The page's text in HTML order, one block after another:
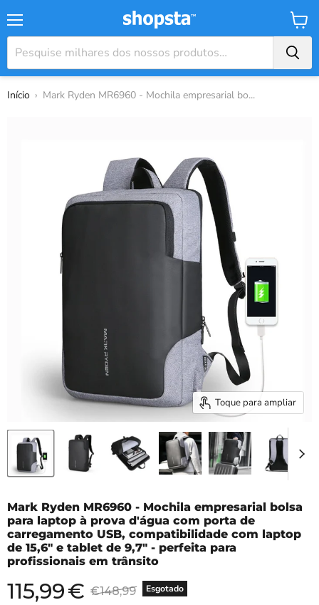
Início › Mark Ryden MR6960 - Mochila empresarial bo...
Toque para ampliar
Mark Ryden MR6960 - Mochila empresarial bolsa
para laptop à prova d'água com porta de
carregamento USB, compatibilidade com laptop
de 15,6" e tablet de 9,7" - perfeita para
profissionais em trânsito
Esgotado
Preço atual
115,99€ Preço original
€148,99